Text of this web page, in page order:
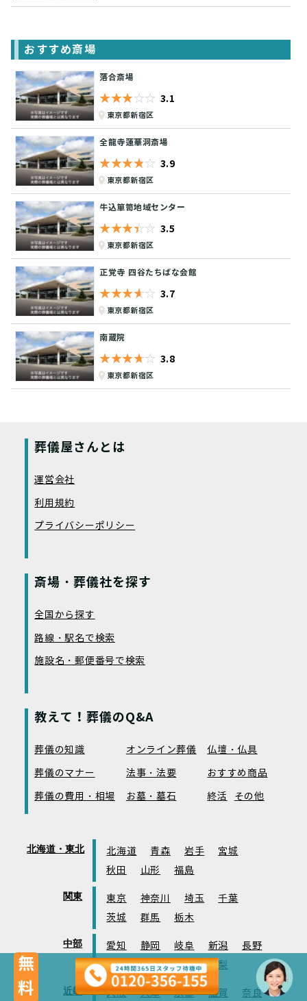
おすすめ斎場
落合斎場
★★★★★
☆☆☆☆☆ 3.1
東京都新宿区
全龍寺蓮華洞斎場
★★★★★
☆☆☆☆☆ 3.9
東京都新宿区
牛込箪笥地域センター
★★★★★
☆☆☆☆☆ 3.5
東京都新宿区
正覚寺 四谷たちばな会館
★★★★★
☆☆☆☆☆ 3.7
東京都新宿区
南蔵院
★★★★★
☆☆☆☆☆ 3.8
東京都新宿区
葬儀屋さんとは
運営会社
利用規約
プライバシーポリシー
斎場・葬儀社を探す
全国から探す
路線・駅名で検索
施設名・郵便番号で検索
教えて！葬儀のQ&A
葬儀の知識 オンライン葬儀
仏壇・仏具
葬儀のマナー
法事・法要
おすすめ商品
葬儀の費用・相場
お墓・墓石 終活 その他
北海道・東北 北海道 青森 岩手
宮城
秋田
山形 福島
関東 東京 神奈川 埼玉
千葉
茨城
群馬 栃木
中部 愛知 静岡 岐阜 新潟
長野
富山
石川 福井 山梨
近畿 大阪 兵庫 京都 滋賀 奈良
無料